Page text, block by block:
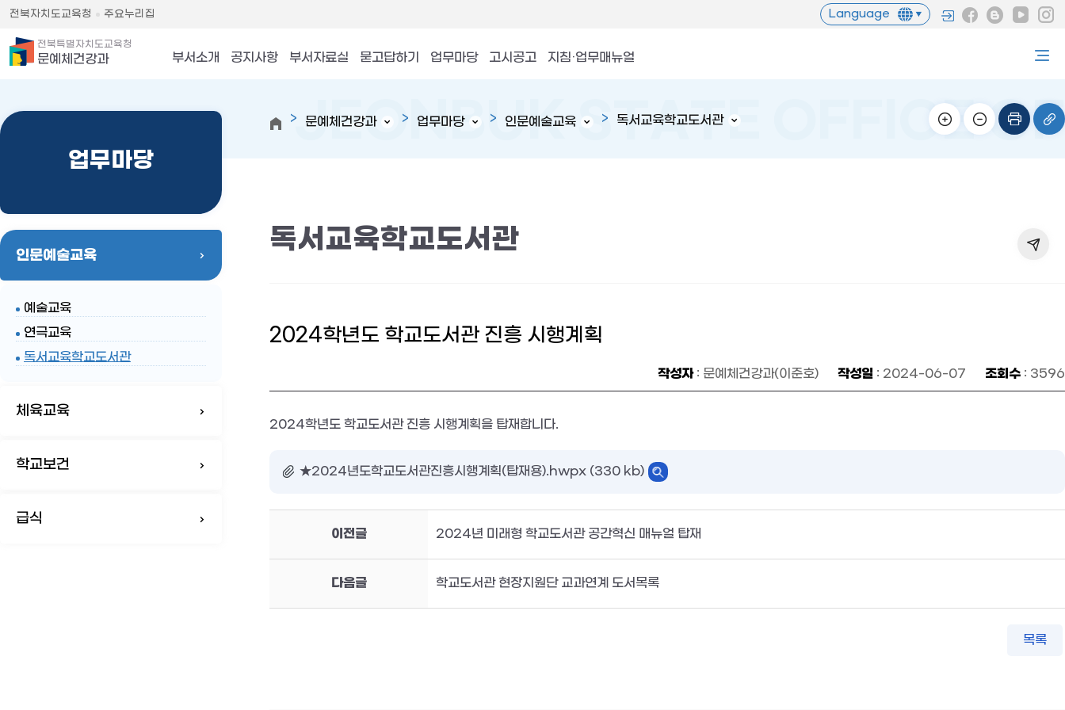
전북자치도교육청 주요누리집 Language
전북특별자치도교육청
문예체건강과 부서소개 공지사항 부서자료실 묻고답하기 업무마당 고시공고 지침·업무매뉴얼
업무마당
인문예술교육
예술교육
연극교육
독서교육학교도서관
체육교육
학교보건
급식
문예체건강과 업무마당 인문예술교육 독서교육학교도서관
독서교육학교도서관
2024학년도 학교도서관 진흥 시행계획
작성자: 문예체건강과(이준호) 작성일 : 2024-06-07 조회수 : 3596
2024학년도 학교도서관 진흥 시행계획을 탑재합니다.
★2024년도학교도서관진흥시행계획(탑재용).hwpx (330 kb)
이전글 2024년 미래형 학교도서관 공간혁신 매뉴얼 탑재
다음글 학교도서관 현장지원단 교과연계 도서목록
목록